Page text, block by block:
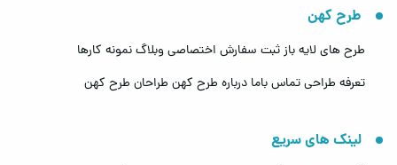
طرح کهن
طرح های لایه بازثبت سفارش اختصاصیوبلاگنمونه کارها
تعرفه طراحیتماس باما درباره طرح کهن طراحان طرح کهن
لینک های سریع